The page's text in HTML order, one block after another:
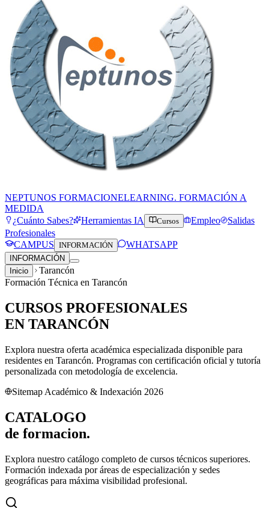
NEPTUNOS FORMACIONELEARNING. FORMACIÓN A
MEDIDA
¿Cuánto Sabes?
Herramientas IA Cursos Empleo
Salidas
Profesionales
CAMPUS INFORMACIÓN WHATSAPP
INFORMACIÓN
Inicio
Tarancón
Formación Técnica en Tarancón
CURSOS PROFESIONALES
EN TARANCÓN
Explora nuestra oferta académica especializada disponible para
residentes en Tarancón. Programas con certificación oficial y tutoría
personalizada con metodología de excelencia.
Sitemap Académico & Indexación 2026
CATALOGO
de formacion.
Explora nuestro catálogo completo de cursos técnicos superiores.
Formación indexada por áreas de especialización y sedes
geográficas para máxima visibilidad profesional.